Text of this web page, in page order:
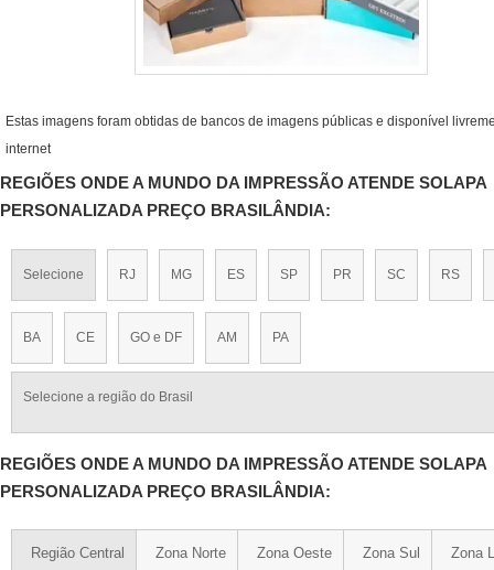
Estas imagens foram obtidas de bancos de imagens públicas e disponível
internet
REGIÕES ONDE A MUNDO DA IMPRESSÃO ATENDE SOLAPA
PERSONALIZADA PREÇO BRASILÂNDIA:
Selecione RJ MG ES SP PR SC RS
BA CE GO e DF AM PA
Selecione a região do Brasil
REGIÕES ONDE A MUNDO DA IMPRESSÃO ATENDE SOLAPA
PERSONALIZADA PREÇO BRASILÂNDIA:
Região Central Zona Norte Zona Oeste Zona Sul Zona